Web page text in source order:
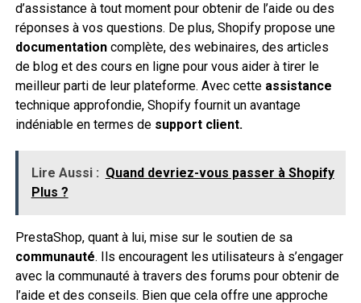
d’assistance à tout moment pour obtenir de l’aide ou des
réponses à vos questions. De plus, Shopify propose une
documentationcomplète, des webinaires, des articles
de blog et des cours en ligne pour vous aider à tirer le
meilleur parti de leur plateforme. Avec cette assistance
technique approfondie, Shopify fournit un avantage
indéniable en termes de support client.
Lire Aussi : Quand devriez-vous passer à Shopify
Plus ?
PrestaShop, quant à lui, mise sur le soutien de sa
communauté. Ils encouragent les utilisateurs à s’engager
avec la communauté à travers des forums pour obtenir de
l’aide et des conseils. Bien que cela offre une approche